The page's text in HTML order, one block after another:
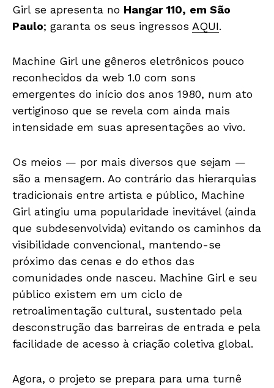
Girl se apresenta no Hangar 110, em São
Paulo; garanta os seus ingressos AQUI.
Machine Girl une gêneros eletrônicos pouco
reconhecidos da web 1.0 com sons
emergentes do início dos anos 1980, num ato
vertiginoso que se revela com ainda mais
intensidade em suas apresentações ao vivo.
Os meios — por mais diversos que sejam —
são a mensagem. Ao contrário das hierarquias
tradicionais entre artista e público, Machine
Girl atingiu uma popularidade inevitável (ainda
que subdesenvolvida) evitando os caminhos da
visibilidade convencional, mantendo-se
próximo das cenas e do ethos das
comunidades onde nasceu. Machine Girl e seu
público existem em um ciclo de
retroalimentação cultural, sustentado pela
desconstrução das barreiras de entrada e pela
facilidade de acesso à criação coletiva global.
Agora, o projeto se prepara para uma turnê